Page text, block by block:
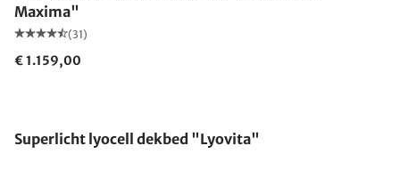
Maxima"
(31)
€ 1.159,00
Superlicht lyocell dekbed "Lyovita"